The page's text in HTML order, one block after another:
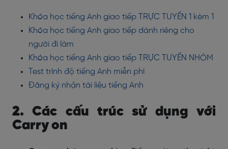
Khóa học tiếng Anh giao tiếp TRỰC TUYẾN 1 kèm 1
Khóa học tiếng Anh giao tiếp dành riêng cho
người đi làm
Khóa học tiếng Anh giao tiếp TRỰC TUYẾN NHÓM
Test trình độ tiếng Anh miễn phí
Đăng ký nhận tài liệu tiếng Anh
2. Các cấu trúc sử dụng với
Carry on